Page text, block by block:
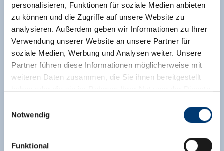
personalisieren, Funktionen für soziale Medien anbieten
zu können und die Zugriffe auf unsere Website zu
analysieren. Außerdem geben wir Informationen zu Ihrer
Verwendung unserer Website an unsere Partner für
soziale Medien, Werbung und Analysen weiter. Unsere
Partner führen diese Informationen möglicherweise mit
weiteren Daten zusammen, die Sie ihnen bereitgestellt
Rohr 23// A-6280 Zell am Ziller
Notwendig
Funktional